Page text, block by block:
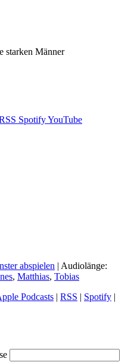
starken Männer
SpotifyYouTube
abspielen | Audiolänge:
, Matthias, Tobias
Podcasts | RSS | Spotify |